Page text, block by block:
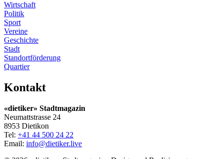
Wirtschaft
Politik
Sport
Vereine
Geschichte
Stadt
Standortförderung
Quartier
Kontakt
«dietiker» Stadtmagazin
Neumattstrasse 24
8953 Dietikon
Tel: +41 44 500 24 22
Email: info@dietiker.live